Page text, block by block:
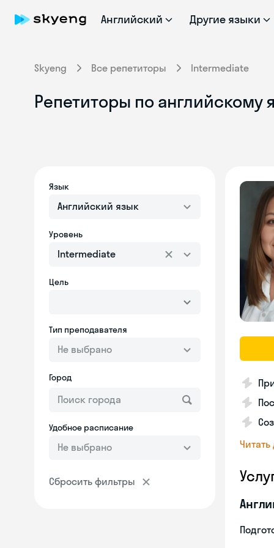
Английский Другие языки
Skyeng Все репетиторы Intermediate
Репетиторы по английскому
Язык
Английский язык
Уровень
Intermediate
Цель
Тип преподавателя
Не выбрано
Город
Удобное расписание
Не выбрано
Сбросить фильтры